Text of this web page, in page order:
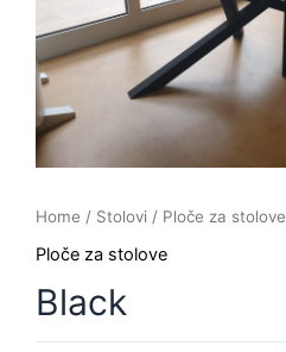
Home / Stolovi / Ploče za stolove
Ploče za stolove
Black